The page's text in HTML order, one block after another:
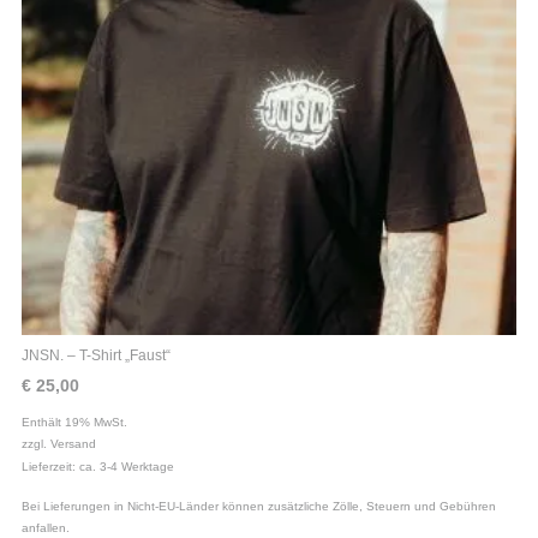
JNSN. – T-Shirt „Faust“
€ 25,00
Enthält 19% MwSt.
zzgl. Versand
Lieferzeit: ca. 3-4 Werktage
Bei Lieferungen in Nicht-EU-Länder können zusätzliche Zölle, Steuern und Gebühren
anfallen.